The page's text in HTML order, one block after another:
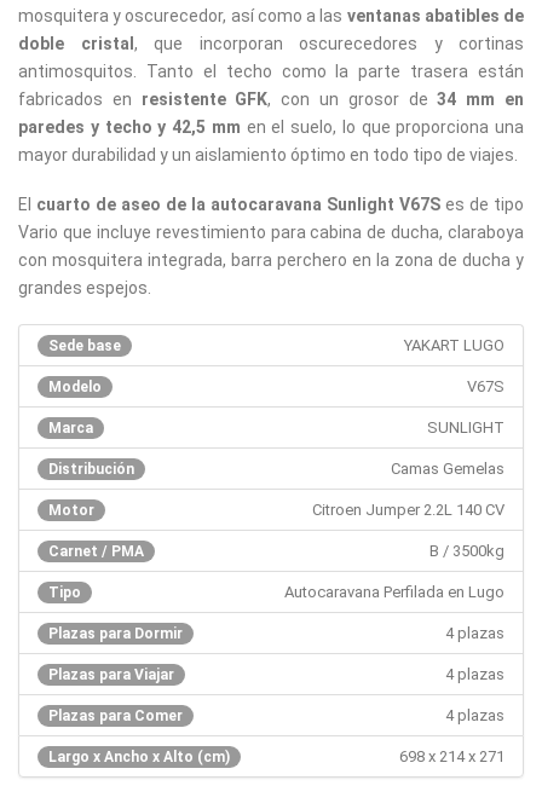
mosquitera y oscurecedor, así como a las ventanas abatibles de
doble cristal, que incorporan oscurecedores y cortinas
antimosquitos. Tanto el techo como la parte trasera están
fabricados en resistente GFK, con un grosor de34 mm en
paredes y techo y 42,5 mm en el suelo, lo que proporciona una
mayor durabilidad y un aislamiento óptimo en todo tipo de viajes.
El cuarto de aseo de la autocaravana Sunlight V67S es de tipo
Vario que incluye revestimiento para cabina de ducha, claraboya
con mosquitera integrada, barra perchero en la zona de ducha y
grandes espejos.
Sede base YAKART LUGO
Modelo V67S
Marca SUNLIGHT
Distribución Camas Gemelas
Motor Citroen Jumper 2.2L 140 CV
Carnet / PMA B / 3500kg
Tipo Autocaravana Perfilada en Lugo
Plazas para Dormir 4 plazas
Plazas para Viajar 4 plazas
Plazas para Comer 4 plazas
Largo x Ancho x Alto (cm) 698 x 214 x 271